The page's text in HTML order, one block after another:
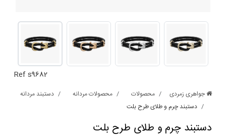
Ref s9682
جواهری زمردی محصولات محصولات مردانه
دستبند مردانه
دستبند چرم و طلای طرح بلت
دستبند چرم و طلای طرح بلت